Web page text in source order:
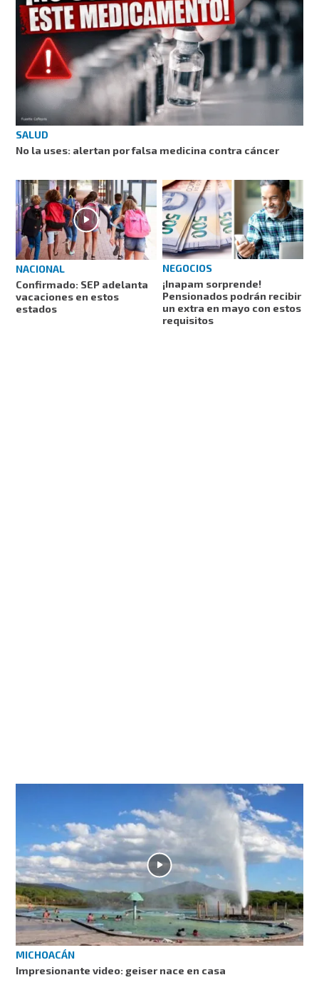
SALUD
No la uses: alertan por falsa medicina contra cáncer
NACIONAL
Confirmado: SEP adelanta
vacaciones en estos
estados
NEGOCIOS
¡Inapam sorprende!
Pensionados podrán recibir
un extra en mayo con estos
requisitos
MICHOACÁN
Impresionante video: geiser nace en casa